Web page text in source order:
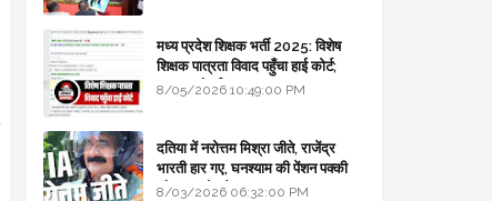
मध्य प्रदेश शिक्षक भर्ती 2025: विशेष
शिक्षक पात्रता विवाद पहुँचा हाई कोर्ट;
सरकार से माँगा जवाब
8/05/2026 10:49:00 PM
दतिया में नरोत्तम मिश्रा जीते, राजेंद्र
भारती हार गए, घनश्याम की पेंशन पक्की
और आशुतोष बैक टू...
8/03/2026 06:32:00 PM